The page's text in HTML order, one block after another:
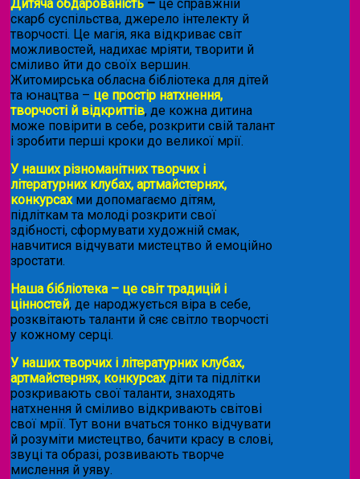
Дитяча обдарованість – це справжній
скарб суспільства, джерело інтелекту й
творчості. Це магія, яка відкриває світ
можливостей, надихає мріяти, творити й
сміливо йти до своїх вершин.
Житомирська обласна бібліотека для дітей
та юнацтва – це простір натхнення,
творчості й відкриттів, де кожна дитина
може повірити в себе, розкрити свій талант
і зробити перші кроки до великої мрії.
У наших різноманітних творчих і
літературних клубах, артмайстернях,
конкурсахми допомагаємо дітям,
підліткам та молоді розкрити свої
здібності, сформувати художній смак,
навчитися відчувати мистецтво й емоційно
зростати.
Наша бібліотека – це світ традицій і
цінностей, де народжується віра в себе,
розквітають таланти й сяє світло творчості
у кожному серці.
У наших творчих і літературних клубах,
артмайстернях, конкурсахдіти та підлітки
розкривають свої таланти, знаходять
натхнення й сміливо відкривають світові
свої мрії. Тут вони вчаться тонко відчувати
й розуміти мистецтво, бачити красу в слові,
звуці та образі, розвивають творче
мислення й уяву.